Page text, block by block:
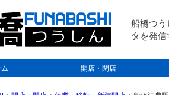
船橋つう
タを発
開店・閉店